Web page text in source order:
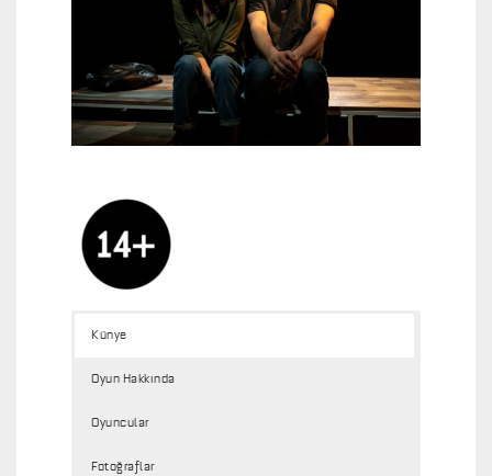
Künye
Oyun Hakkında
Oyuncular
Fotoğraflar